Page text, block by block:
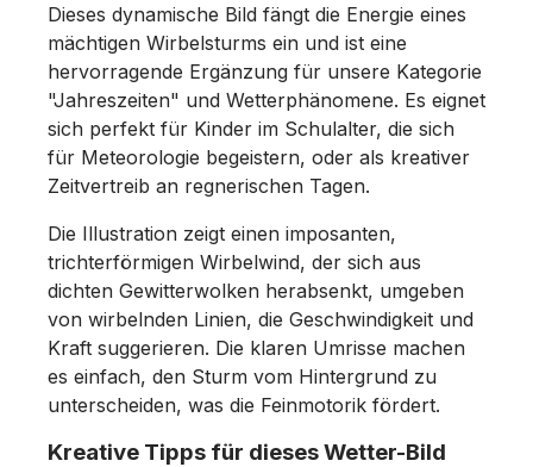
Dieses dynamische Bild fängt die Energie eines
mächtigen Wirbelsturms ein und ist eine
hervorragende Ergänzung für unsere Kategorie
"Jahreszeiten" und Wetterphänomene. Es eignet
sich perfekt für Kinder im Schulalter, die sich
für Meteorologie begeistern, oder als kreativer
Zeitvertreib an regnerischen Tagen.
Die Illustration zeigt einen imposanten,
trichterförmigen Wirbelwind, der sich aus
dichten Gewitterwolken herabsenkt, umgeben
von wirbelnden Linien, die Geschwindigkeit und
Kraft suggerieren. Die klaren Umrisse machen
es einfach, den Sturm vom Hintergrund zu
unterscheiden, was die Feinmotorik fördert.
Kreative Tipps für dieses Wetter-Bild